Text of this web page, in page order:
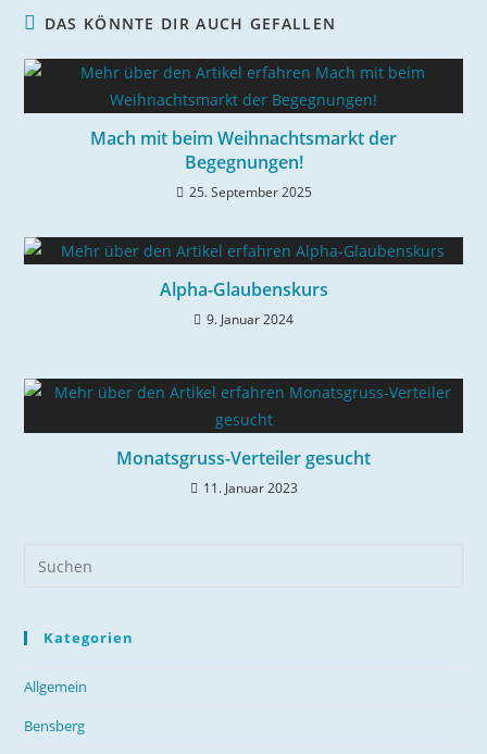
DAS KÖNNTE DIR AUCH GEFALLEN
Mach mit beim Weihnachtsmarkt der
Begegnungen!
25. September 2025
Alpha-Glaubenskurs
9. Januar 2024
Monatsgruss-Verteiler gesucht
11. Januar 2023
Kategorien
Allgemein
Bensberg